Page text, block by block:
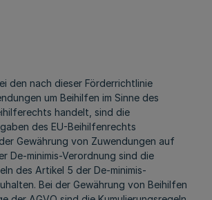
den nach dieser Förderrichtlinie
um Beihilfen im Sinne des
handelt, sind die
des EU-Beihilfenrechts
Gewährung von Zuwendungen auf
De-minimis-Verordnung sind die
des Artikel 5 der De-minimis-
Bei der Gewährung von Beihilfen